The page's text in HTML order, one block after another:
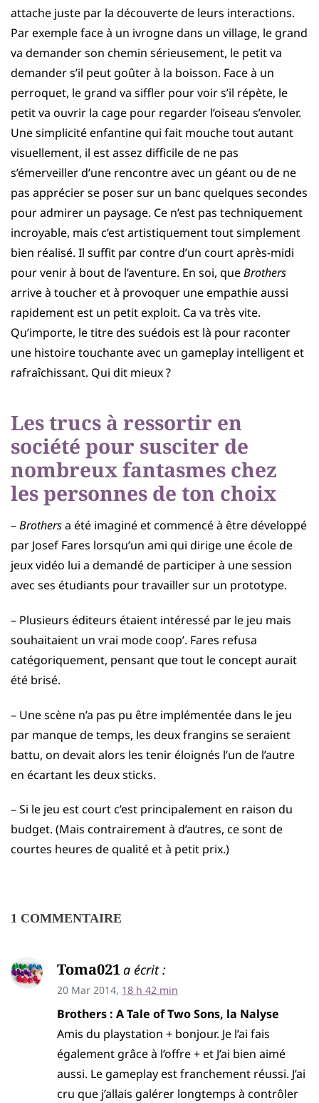
attache juste par la découverte de leurs interactions.
Par exemple face à un ivrogne dans un village, le grand
va demander son chemin sérieusement, le petit va
demander s’il peut goûter à la boisson. Face à un
perroquet, le grand va siffler pour voir s’il répète, le
petit va ouvrir la cage pour regarder l’oiseau s’envoler.
Une simplicité enfantine qui fait mouche tout autant
visuellement, il est assez difficile de ne pas
s’émerveiller d’une rencontre avec un géant ou de ne
pas apprécier se poser sur un banc quelques secondes
pour admirer un paysage. Ce n’est pas techniquement
incroyable, mais c’est artistiquement tout simplement
bien réalisé. Il suffit par contre d’un court après-midi
pour venir à bout de l’aventure. En soi, queBrothers
arrive à toucher et à provoquer une empathie aussi
rapidement est un petit exploit. Ca va très vite.
Qu’importe, le titre des suédois est là pour raconter
une histoire touchante avec un gameplay intelligent et
rafraîchissant. Qui dit mieux ?
Les trucs à ressortir en
société pour susciter de
nombreux fantasmes chez
les personnes de ton choix
–Brothersa été imaginé et commencé à être développé
par Josef Fares lorsqu’un ami qui dirige une école de
jeux vidéo lui a demandé de participer à une session
avec ses étudiants pour travailler sur un prototype.
– Plusieurs éditeurs étaient intéressé par le jeu mais
souhaitaient un vrai mode coop’. Fares refusa
catégoriquement, pensant que tout le concept aurait
été brisé.
– Une scène n’a pas pu être implémentée dans le jeu
par manque de temps, les deux frangins se seraient
battu, on devait alors les tenir éloignés l’un de l’autre
en écartant les deux sticks.
– Si le jeu est court c’est principalement en raison du
budget. (Mais contrairement à d’autres, ce sont de
courtes heures de qualité et à petit prix.)
1 COMMENTAIRE
Toma021a écrit :
20 Mar 2014, 18 h 42 min
Brothers : A Tale of Two Sons, la Nalyse
Amis du playstation + bonjour. Je l’ai fais
également grâce à l’offre + et J’ai bien aimé
aussi. Le gameplay est franchement réussi. J’ai
cru que j’allais galérer longtemps à contrôler